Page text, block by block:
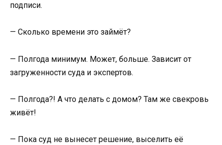
подписи.
— Сколько времени это займёт?
— Полгода минимум. Может, больше. Зависит от
загруженности суда и экспертов.
— Полгода?! А что делать с домом? Там же свекровь
живёт!
— Пока суд не вынесет решение, выселить её